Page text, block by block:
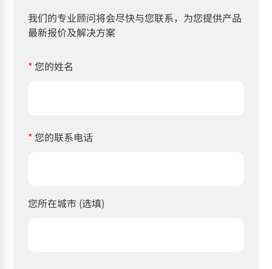
我们的专业顾问将会尽快与您联系，为您提供产品
最新报价及解决方案
*您的姓名
*您的联系电话
您所在城市 (选填)